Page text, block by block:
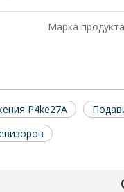
Марка
P4ke27A